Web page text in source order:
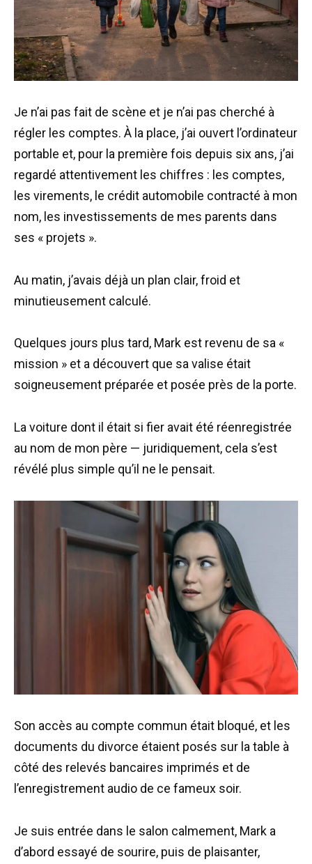
Je n’ai pas fait de scène et je n’ai pas cherché à
régler les comptes. À la place, j’ai ouvert l’ordinateur
portable et, pour la première fois depuis six ans, j’ai
regardé attentivement les chiffres : les comptes,
les virements, le crédit automobile contracté à mon
nom, les investissements de mes parents dans
ses « projets ».
Au matin, j’avais déjà un plan clair, froid et
minutieusement calculé.
Quelques jours plus tard, Mark est revenu de sa «
mission » et a découvert que sa valise était
soigneusement préparée et posée près de la porte.
La voiture dont il était si fier avait été réenregistrée
au nom de mon père — juridiquement, cela s’est
révélé plus simple qu’il ne le pensait.
Son accès au compte commun était bloqué, et les
documents du divorce étaient posés sur la table à
côté des relevés bancaires imprimés et de
l’enregistrement audio de ce fameux soir.
Je suis entrée dans le salon calmement, Mark a
d’abord essayé de sourire, puis de plaisanter,